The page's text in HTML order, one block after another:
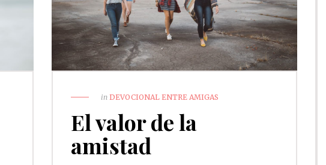
in DEVOCIONAL ENTRE AMIGAS
El valor de la
amistad